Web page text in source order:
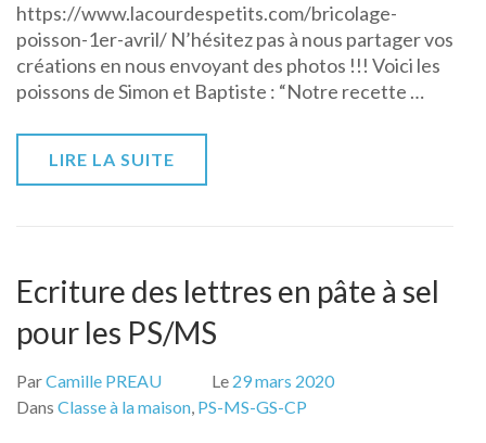
https://www.lacourdespetits.com/bricolage-
poisson-1er-avril/ N’hésitez pas à nous partager vos
créations en nous envoyant des photos !!! Voici les
poissons de Simon et Baptiste : “Notre recette …
LIRE LA SUITE
Ecriture des lettres en pâte à sel
pour les PS/MS
ParCamille PREAU Le 29 mars 2020
Dans Classe à la maison, PS-MS-GS-CP